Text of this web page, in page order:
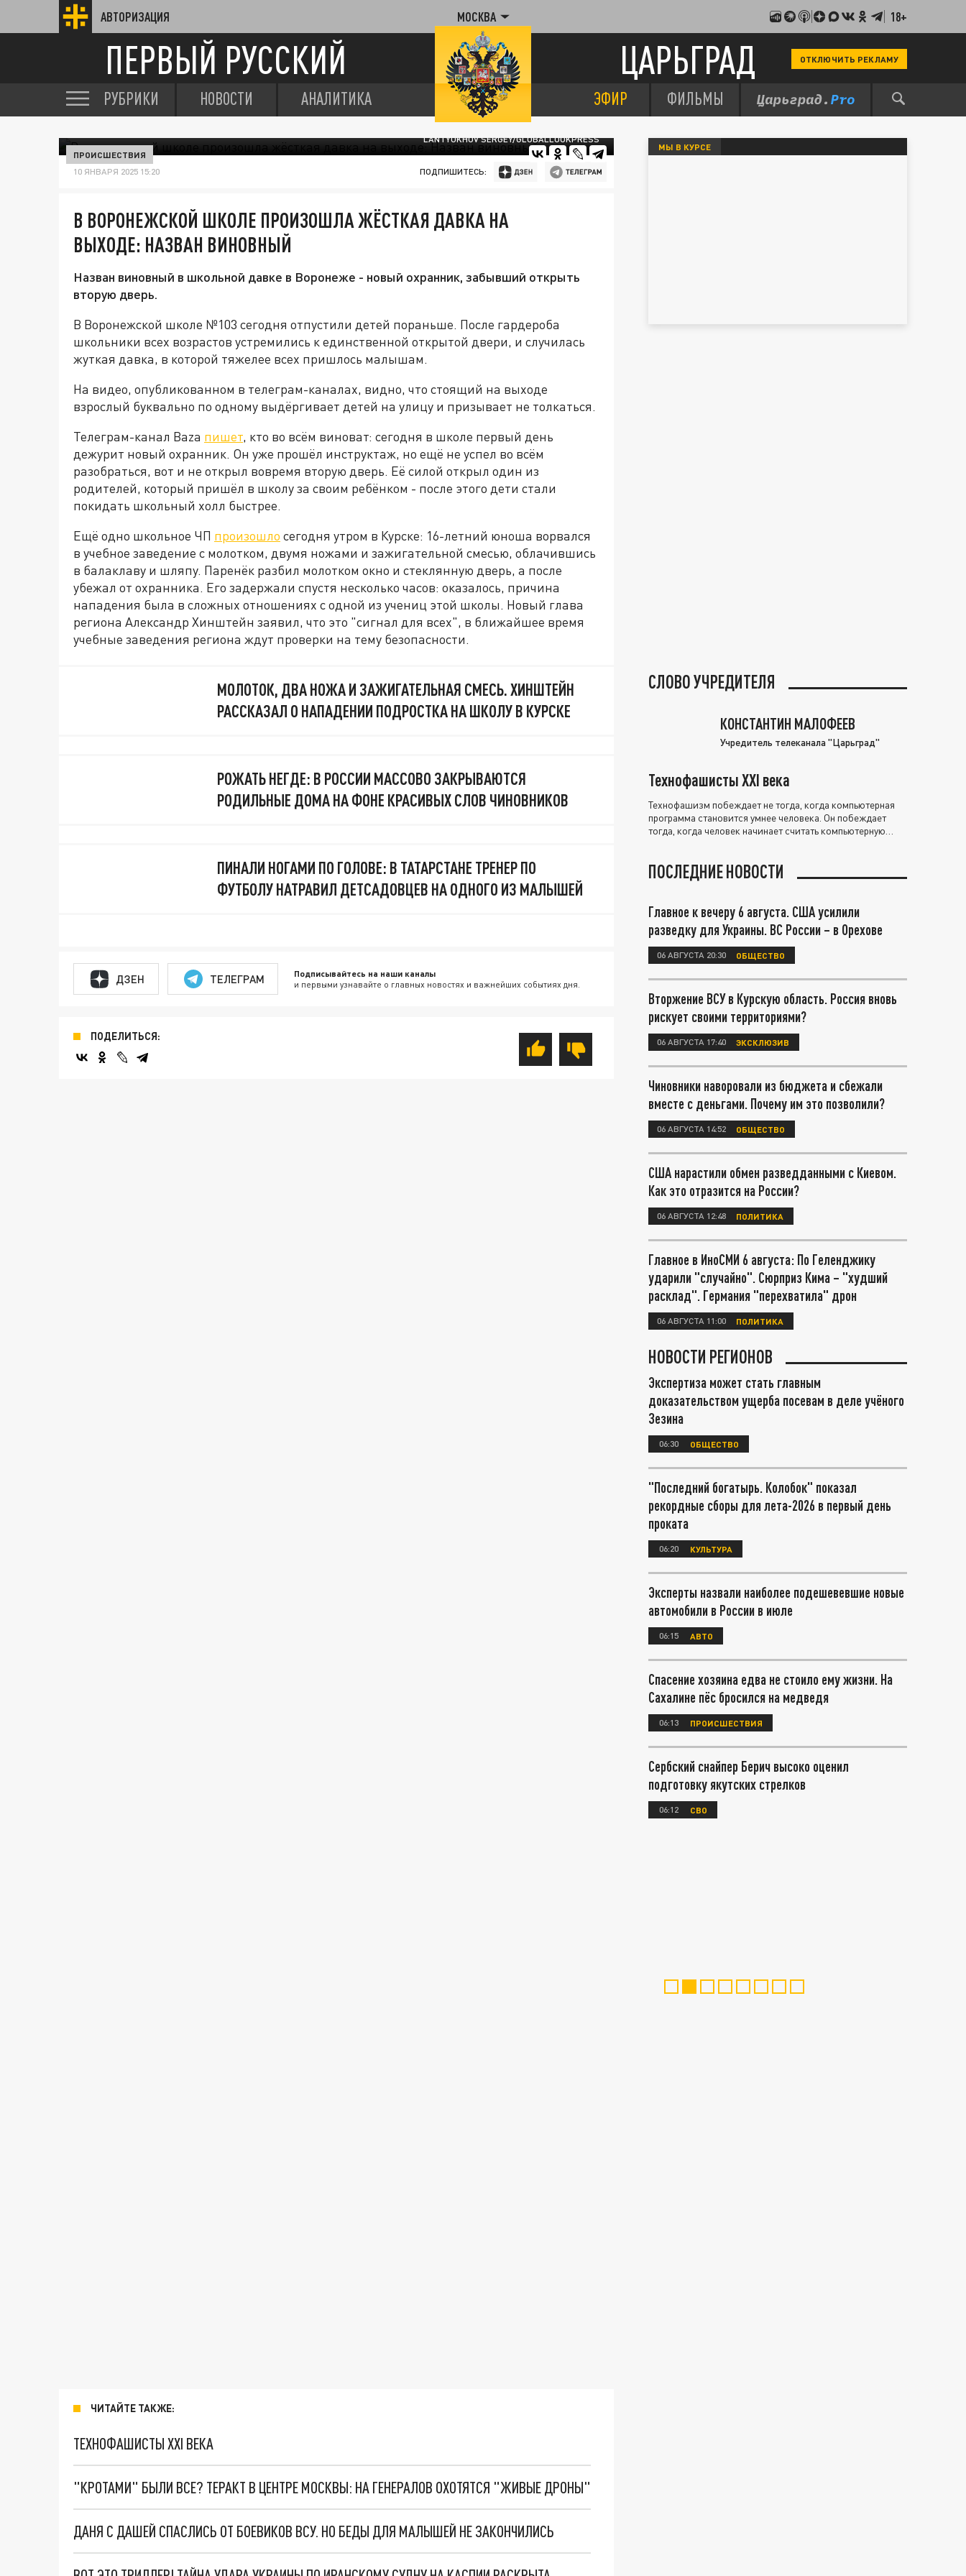
АВТОРИЗАЦИЯ МОСКВА 18+
ПЕРВЫЙ РУССКИЙ ЦАРЬГРАД ОТКЛЮЧИТЬ РЕКЛАМУ
РУБРИКИ НОВОСТИ АНАЛИТИКА ЭФИР ФИЛЬМЫ
LANTYUKHOV SERGEY/GLOBALLOOKPRESS
ПРОИСШЕСТВИЯ
10 ЯНВАРЯ 2025 15:20 ПОДПИШИТЕСЬ:
В ВОРОНЕЖСКОЙ ШКОЛЕ ПРОИЗОШЛА ЖЁСТКАЯ ДАВКА НА
ВЫХОДЕ: НАЗВАН ВИНОВНЫЙ
Назван виновный в школьной давке в Воронеже - новый охранник, забывший открыть
вторую дверь.
В Воронежской школе №103 сегодня отпустили детей пораньше. После гардероба
школьники всех возрастов устремились к единственной открытой двери, и случилась
жуткая давка, в которой тяжелее всех пришлось малышам.
На видео, опубликованном в телеграм-каналах, видно, что стоящий на выходе
взрослый буквально по одному выдёргивает детей на улицу и призывает не толкаться.
Телеграм-канал Baza пишет, кто во всём виноват: сегодня в школе первый день
дежурит новый охранник. Он уже прошёл инструктаж, но ещё не успел во всём
разобраться, вот и не открыл вовремя вторую дверь. Её силой открыл один из
родителей, который пришёл в школу за своим ребёнком - после этого дети стали
покидать школьный холл быстрее.
Ещё одно школьное ЧП произошло сегодня утром в Курске: 16-летний юноша ворвался
в учебное заведение с молотком, двумя ножами и зажигательной смесью, облачившись
в балаклаву и шляпу. Паренёк разбил молотком окно и стеклянную дверь, а после
убежал от охранника. Его задержали спустя несколько часов: оказалось, причина
нападения была в сложных отношениях с одной из учениц этой школы. Новый глава
региона Александр Хинштейн заявил, что это "сигнал для всех", в ближайшее время
учебные заведения региона ждут проверки на тему безопасности.
МОЛОТОК, ДВА НОЖА И ЗАЖИГАТЕЛЬНАЯ СМЕСЬ. ХИНШТЕЙН
РАССКАЗАЛ О НАПАДЕНИИ ПОДРОСТКА НА ШКОЛУ В КУРСКЕ
РОЖАТЬ НЕГДЕ: В РОССИИ МАССОВО ЗАКРЫВАЮТСЯ
РОДИЛЬНЫЕ ДОМА НА ФОНЕ КРАСИВЫХ СЛОВ ЧИНОВНИКОВ
ПИНАЛИ НОГАМИ ПО ГОЛОВЕ: В ТАТАРСТАНЕ ТРЕНЕР ПО
ФУТБОЛУ НАТРАВИЛ ДЕТСАДОВЦЕВ НА ОДНОГО ИЗ МАЛЫШЕЙ
ДЗЕН ТЕЛЕГРАМ Подписывайтесь на наши каналы
и первыми узнавайте о главных новостях и важнейших событиях дня.
ПОДЕЛИТЬСЯ:
ЧИТАЙТЕ ТАКЖЕ:
ТЕХНОФАШИСТЫ XXI ВЕКА
"КРОТАМИ" БЫЛИ ВСЕ? ТЕРАКТ В ЦЕНТРЕ МОСКВЫ: НА ГЕНЕРАЛОВ ОХОТЯТСЯ "ЖИВЫЕ ДРОНЫ"
ДАНЯ С ДАШЕЙ СПАСЛИСЬ ОТ БОЕВИКОВ ВСУ. НО БЕДЫ ДЛЯ МАЛЫШЕЙ НЕ ЗАКОНЧИЛИСЬ
МЫ В КУРСЕ
СЛОВО УЧРЕДИТЕЛЯ
КОНСТАНТИН МАЛОФЕЕВ
Учредитель телеканала "Царьград"
Технофашисты XXI века
Технофашизм побеждает не тогда, когда компьютерная
программа становится умнее человека. Он побеждает
тогда, когда человек начинает считать компьютерную
ПОСЛЕДНИЕ НОВОСТИ
Главное к вечеру 6 августа. США усилили
разведку для Украины. ВС России – в Орехове
06 АВГУСТА 20:30 ОБЩЕСТВО
Вторжение ВСУ в Курскую область. Россия вновь
рискует своими территориями?
06 АВГУСТА 17:40 ЭКСКЛЮЗИВ
Чиновники наворовали из бюджета и сбежали
вместе с деньгами. Почему им это позволили?
06 АВГУСТА 14:52 ОБЩЕСТВО
США нарастили обмен разведданными с Киевом.
Как это отразится на России?
06 АВГУСТА 12:48 ПОЛИТИКА
Главное в ИноСМИ 6 августа: По Геленджику
ударили "случайно". Сюрприз Кима – "худший
расклад". Германия "перехватила" дрон
06 АВГУСТА 11:00 ПОЛИТИКА
НОВОСТИ РЕГИОНОВ
Экспертиза может стать главным
доказательством ущерба посевам в деле учёного
Зезина
06:30 ОБЩЕСТВО
"Последний богатырь. Колобок" показал
рекордные сборы для лета-2026 в первый день
проката
06:20 КУЛЬТУРА
Эксперты назвали наиболее подешевевшие новые
автомобили в России в июле
06:15 АВТО
Спасение хозяина едва не стоило ему жизни. На
Сахалине пёс бросился на медведя
06:13 ПРОИСШЕСТВИЯ
Сербский снайпер Берич высоко оценил
подготовку якутских стрелков
06:12 СВО